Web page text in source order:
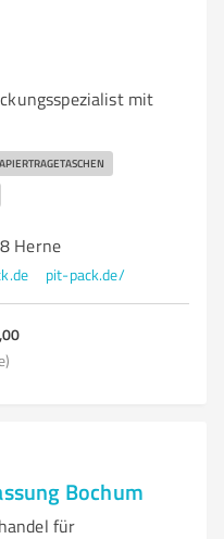
mit
Herne
pit-pack.de/
Bochum
für